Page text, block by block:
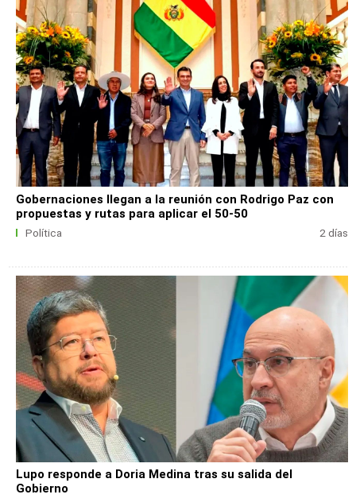
Gobernaciones llegan a la reunión con Rodrigo Paz con
propuestas y rutas para aplicar el 50-50
Política 2 días
Lupo responde a Doria Medina tras su salida del
Gobierno